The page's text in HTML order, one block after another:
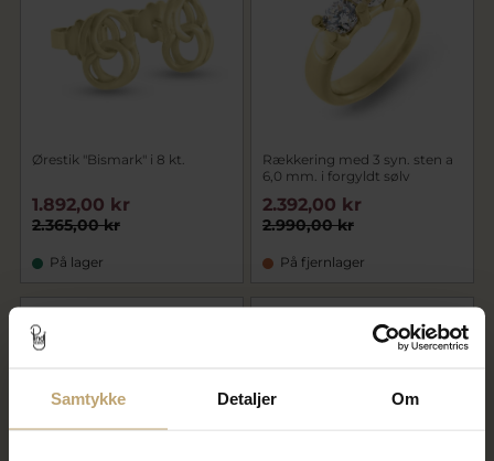
Samtykke Detaljer Om
Ørestik "Bismark" i 8 kt.
2.365,00 kr
1.892,00 kr
På lager
Rækkering med 3 syn. sten a
6,0 mm. i forgyldt sølv
2.990,00 kr
2.392,00 kr
På fjernlager
SALE